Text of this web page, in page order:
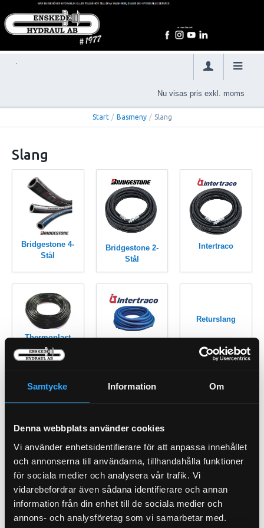
Samtycke Information Om
Denna webbplats använder cookies
Vi använder enhetsidentifierare för att anpassa innehållet
och annonserna till användarna, tillhandahålla funktioner
för sociala medier och analysera vår trafik. Vi
vidarebefordrar även sådana identifierare och annan
information från din enhet till de sociala medier och
annons- och analysföretag som vi samarbetar med.
Nu visas pris exkl. moms
Start / Basmeny / Slang
Slang
Bridgestone 4-
Stål
Bridgestone 2-
Stål
Intertraco
Thermoplast
Returslang
Monterad
Slang